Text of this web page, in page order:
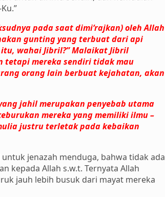
pada saat dimi‘rajkan) oleh Allah
gunting yang terbuat dari api
wahai Jibril?” Malaikat Jibril
tetapi mereka sendiri tidak mau
orang lain berbuat kejahatan, akan
jahil merupakan penyebab utama
mereka yang memiliki ilmu –
justru terletak pada kebaikan
jenazah menduga, bahwa tidak ada
kepada Allah s.w.t. Ternyata Allah
jauh lebih busuk dari mayat mereka